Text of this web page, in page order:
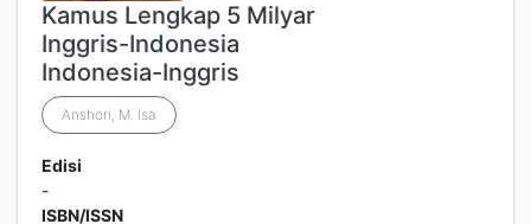
Kamus Lengkap 5 Milyar
Inggris-Indonesia
Indonesia-Inggris
Anshori, M. Isa
Edisi
-
ISBN/ISSN